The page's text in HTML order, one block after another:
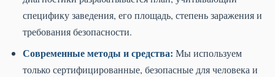
специфику заведения, его площадь, степень заражения и
требования безопасности.
Современные методы и средства: Мы используем
только сертифицированные, безопасные для человека и